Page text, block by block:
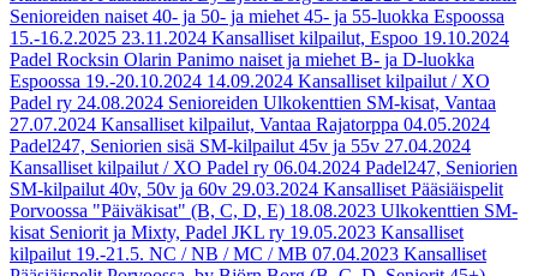
Senioreiden naiset 40- ja 50- ja miehet 45- ja 55-luokka Espoossa
15.-16.2.2025 23.11.2024 Kansalliset kilpailut, Espoo 19.10.2024
Padel Rocksin Olarin Panimo naiset ja miehet B- ja D-luokka
Espoossa 19.-20.10.2024 14.09.2024 Kansalliset kilpailut / XO
Padel ry 24.08.2024 Senioreiden Ulkokenttien SM-kisat, Vantaa
27.07.2024 Kansalliset kilpailut, Vantaa Rajatorppa 04.05.2024
Padel247, Seniorien sisä SM-kilpailut 45v ja 55v 27.04.2024
Kansalliset kilpailut / XO Padel ry 06.04.2024 Padel247, Seniorien
SM-kilpailut 40v, 50v ja 60v 29.03.2024 Kansalliset Pääsiäispelit
Porvoossa "Päiväkisat" (B, C, D, E) 18.08.2023 Ulkokenttien SM-
kisat Seniorit ja Mixty, Padel JKL ry 19.05.2023 Kansalliset
kilpailut 19.-21.5. NC / NB / MC / MB 07.04.2023 Kansalliset